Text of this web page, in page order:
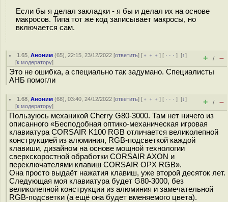
Если бы я делал закладки - я бы и делал их на основе
макросов. Типа тот же код записывает макросы, но
включается сам.
1.65 ,Аноним (65), 22:15, 23/12/2022 [ответить] [ ﹢﹢﹢] [ · · ·][↑]
[к модератору] + / –
Это не ошибка, а специально так задумано. Специалисты
АНБ помогли
1.68 ,Аноним (68), 03:40, 24/12/2022 [ответить] [ ﹢﹢﹢] [ · · ·][↓]
[к модератору] + / –
Пользуюсь механикой Cherry G80-3000. Там нет ничего из
описанного «Бесподобная оптико-механическая игровая
клавиатура CORSAIR K100 RGB отличается великолепной
конструкцией из алюминия, RGB-подсветкой каждой
клавиши, дизайном на основе мощной технологии
сверхскоростной обработки CORSAIR AXON и
переключателями клавиш CORSAIR OPX RGB».
Она просто выдаёт нажатия клавиш, уже второй десяток лет.
Следующая моя клавиатура будет G80-3000, без
великолепной конструкции из алюминия и замечательной
RGB-подсветки (а ещё она будет вменяемого цвета).